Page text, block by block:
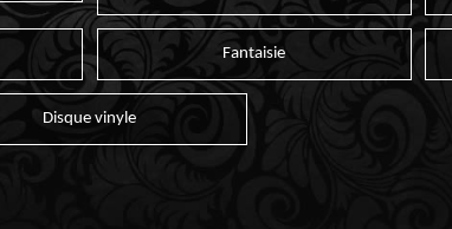
Fantaisie
Disque vinyle